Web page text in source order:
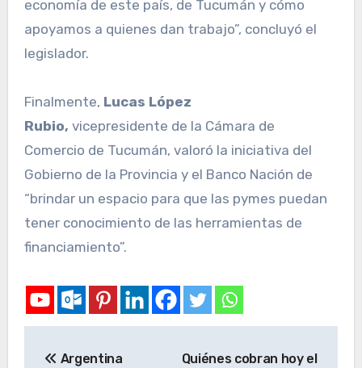
economía de este país, de Tucumán y cómo
apoyamos a quienes dan trabajo”, concluyó el
legislador.
Finalmente, Lucas López
Rubio, vicepresidente de la Cámara de
Comercio de Tucumán, valoró la iniciativa del
Gobierno de la Provincia y el Banco Nación de
“brindar un espacio para que las pymes puedan
tener conocimiento de las herramientas de
financiamiento”.
Argentina
Quiénes cobran hoy el